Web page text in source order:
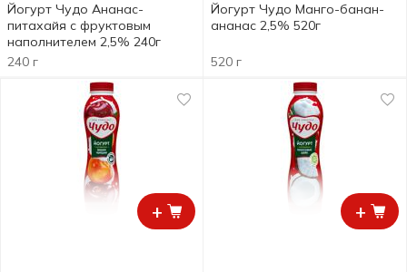
Йогурт Чудо Ананас-
питахайя с фруктовым
наполнителем 2,5% 240г
240 г
Йогурт Чудо Манго-банан-
ананас 2,5% 520г
520 г
+ +